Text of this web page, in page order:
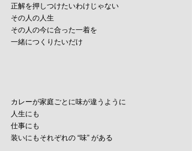
正解を押しつけたいわけじゃない
その人の人生
その人の今に合った一着を
一緒につくりたいだけ
カレーが家庭ごとに味が違うように
人生にも
仕事にも
装いにもそれぞれの “味” がある